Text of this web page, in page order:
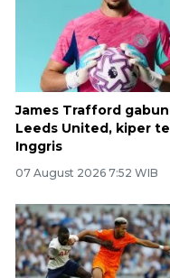
James Trafford
Leeds United, kiper
Inggris
07 August 2026 7:52 WIB